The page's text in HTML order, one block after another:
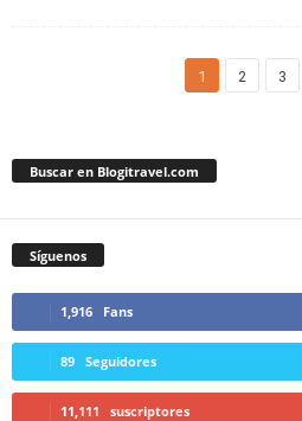
1 2 3
Buscar en Blogitravel.com
Síguenos
1,916 Fans
89 Seguidores
11,111 suscriptores